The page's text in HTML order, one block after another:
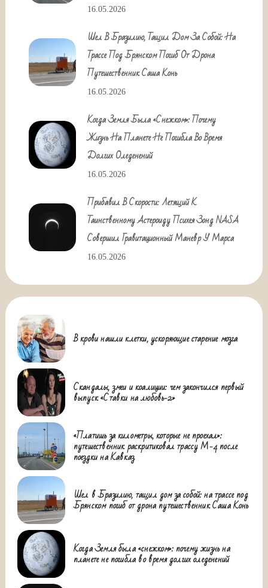
16.05.2026
Шел В Бразилию, Тащил Дом За Собой: На
Трассе Под Брянском Погиб От Дрона
Путешественник Саша Конь
16.05.2026
Когда Земля Была «снежком»: Почему
Жизнь На Планете Не Погибла Во Время
Долгих Оледенений
16.05.2026
Прибавил В Скорости: Летящий К
Таинственному Астероиду Психея Зонд NASA
Совершил Гравитационный Маневр У Марса
16.05.2026
В крови нашли клетки, ускоряющие старение мозга
Скандалы, змеи и коалиции: чем закончился первый
выпуск «Ставки на любовь-2»
«Платишь за километры, которые не проехал»:
путешественник раскритиковал трассу М-4 после
поездки на Кавказ
Шел в Бразилию, тащил дом за собой: на трассе под
Брянском погиб от дрона путешественник Саша Конь
Когда Земля была «снежком»: почему жизнь на
планете не погибла во время долгих оледенений